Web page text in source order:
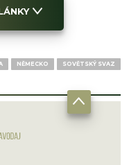
NĚMECKO SOVĚTSKÝ SVAZ